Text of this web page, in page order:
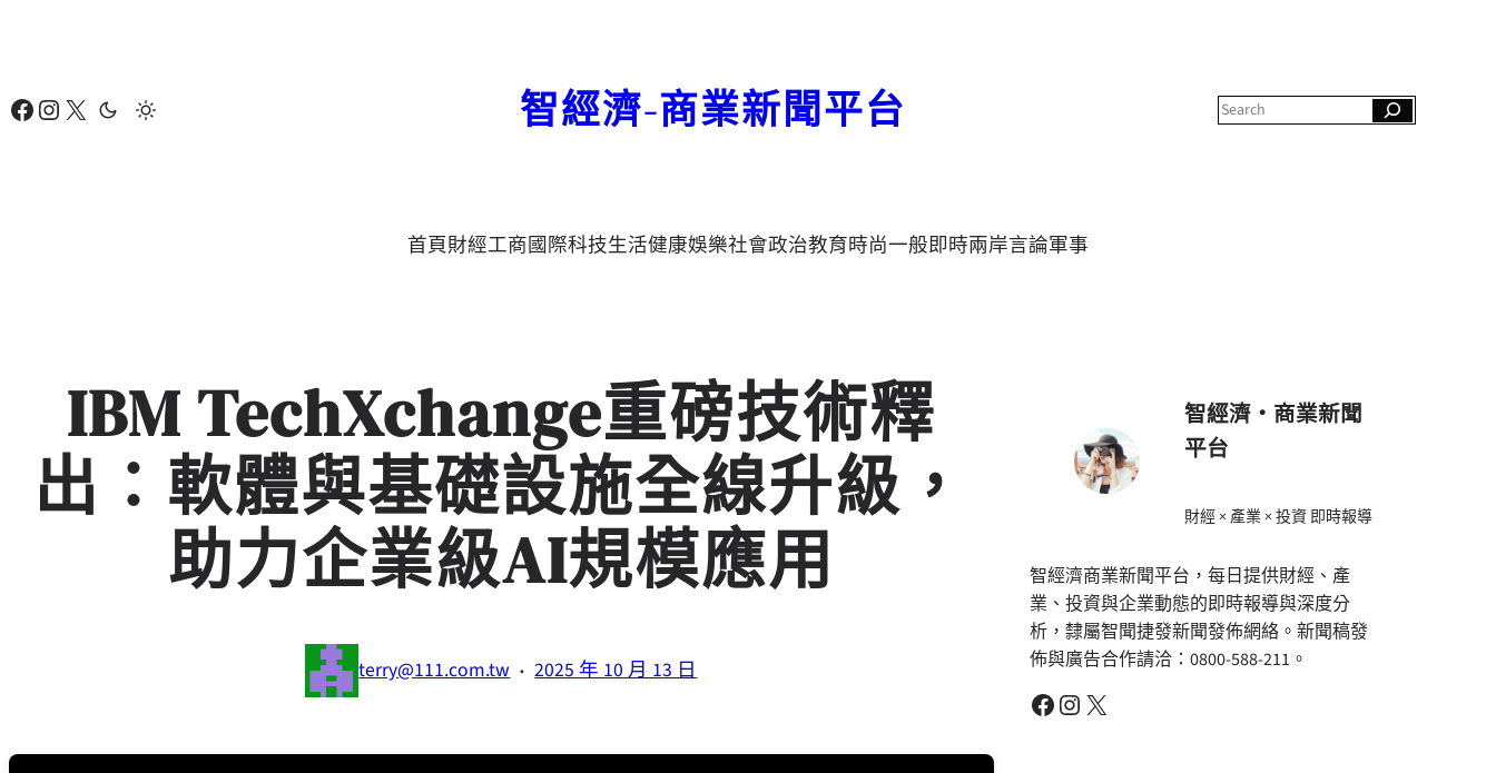
要
Facebook Instagram X 智經濟-商業新聞平台
c
首頁財經工商國際科技生活健康娛樂社會政治教育時尚一般即時兩岸言論軍事
IBM TechXchange重磅技術釋
出：軟體與基礎設施全線升級，
助力企業級AI規模應用
terry@111.com.tw · 2025 年 10 月 13 日
智經濟・商業新聞
平台
財經 × 產業 × 投資 即時報導
智經濟商業新聞平台，每日提供財經、產
業、投資與企業動態的即時報導與深度分
析，隸屬智聞捷發新聞發佈網絡。新聞稿發
佈與廣告合作請洽：0800-588-211。
Facebook Instagram X